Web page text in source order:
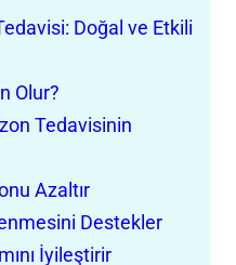
Doğal ve Etkili
Olur?
Tedavisinin
Azaltır
Destekler
İyileştirir